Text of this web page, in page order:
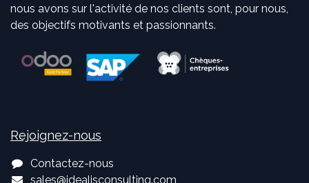
nous avons sur l'activité de nos clients sont, pour nous,
des objectifs motivants et passionnants.
Rejoignez-nous
Contactez-nous
sales@idealisconsulting.com